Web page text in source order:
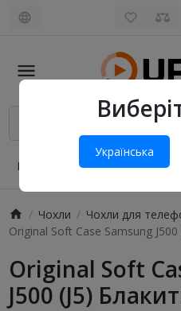
Українська
Про нас Оплата і доставка
Чохли
Чохли для
Original Soft Case Samsung J500
Original Soft
J500 (J5)